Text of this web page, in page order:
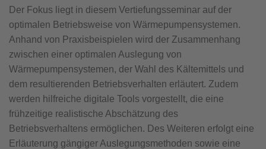
Der Fokus liegt in diesem Vertiefungsseminar auf der
optimalen Betriebsweise von Wärmepumpensystemen.
Anhand von Praxisbeispielen wird der Zusammenhang
zwischen einer optimalen Auslegung von
Wärmepumpensystemen, der Wahl des Kältemittels und
dem resultierenden Betriebsverhalten erläutert. Zudem
werden hilfreiche digitale Tools vorgestellt, die eine
frühzeitige realistische Abschätzung des
Betriebsverhaltens ermöglichen. Des Weiteren erfolgt eine
Erläuterung gängiger Auslegungsmethoden sowie eine